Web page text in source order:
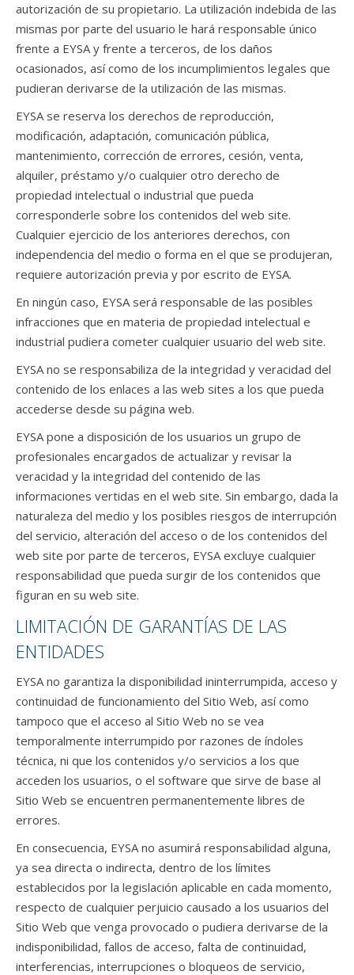
autorización de su propietario. La utilización indebida de las
mismas por parte del usuario le hará responsable único
frente a EYSA y frente a terceros, de los daños
ocasionados, así como de los incumplimientos legales que
pudieran derivarse de la utilización de las mismas.
EYSA se reserva los derechos de reproducción,
modificación, adaptación, comunicación pública,
mantenimiento, corrección de errores, cesión, venta,
alquiler, préstamo y/o cualquier otro derecho de
propiedad intelectual o industrial que pueda
corresponderle sobre los contenidos del web site.
Cualquier ejercicio de los anteriores derechos, con
independencia del medio o forma en el que se produjeran,
requiere autorización previa y por escrito de EYSA.
En ningún caso, EYSA será responsable de las posibles
infracciones que en materia de propiedad intelectual e
industrial pudiera cometer cualquier usuario del web site.
EYSA no se responsabiliza de la integridad y veracidad del
contenido de los enlaces a las web sites a los que pueda
accederse desde su página web.
EYSA pone a disposición de los usuarios un grupo de
profesionales encargados de actualizar y revisar la
veracidad y la integridad del contenido de las
informaciones vertidas en el web site. Sin embargo, dada la
naturaleza del medio y los posibles riesgos de interrupción
del servicio, alteración del acceso o de los contenidos del
web site por parte de terceros, EYSA excluye cualquier
responsabilidad que pueda surgir de los contenidos que
figuran en su web site.
LIMITACIÓN DE GARANTÍAS DE LAS
ENTIDADES
EYSA no garantiza la disponibilidad ininterrumpida, acceso y
continuidad de funcionamiento del Sitio Web, así como
tampoco que el acceso al Sitio Web no se vea
temporalmente interrumpido por razones de índoles
técnica, ni que los contenidos y/o servicios a los que
acceden los usuarios, o el software que sirve de base al
Sitio Web se encuentren permanentemente libres de
errores.
En consecuencia, EYSA no asumirá responsabilidad alguna,
ya sea directa o indirecta, dentro de los límites
establecidos por la legislación aplicable en cada momento,
respecto de cualquier perjuicio causado a los usuarios del
Sitio Web que venga provocado o pudiera derivarse de la
indisponibilidad, fallos de acceso, falta de continuidad,
interferencias, interrupciones o bloqueos de servicio,